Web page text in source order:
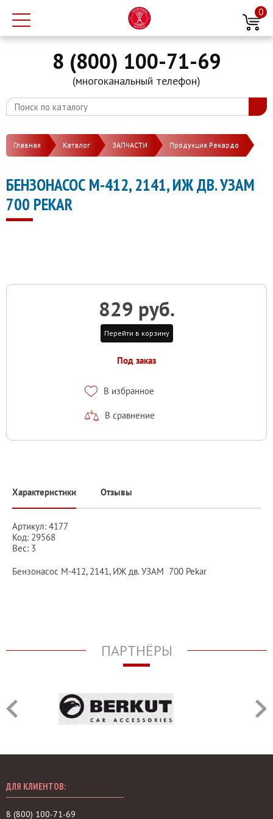
0
8 (800) 100-71-69
(многоканальный телефон)
Главная Каталог ЗАПЧАСТИ Продукция Рекардо
БЕНЗОНАСОС М-412, 2141, ИЖ ДВ. УЗАМ
700 PEKAR
829 руб.
Перейти в корзину
Под заказ
В избранное
В сравнение
Характеристики Отзывы
Артикул: 4177
Код: 29568
Вес: 3
Бензонасос М-412, 2141, ИЖ дв. УЗАМ 700 Pekar
ПАРТНЁРЫ
ДЛЯ КЛИЕНТОВ:
8 (800) 100-71-69